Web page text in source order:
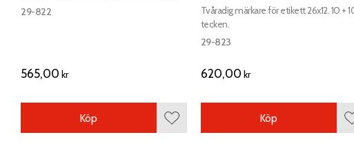
29-822
565,00 kr
Lägg till i favoriter
Köp
Tvåradig märkare för etikett 26x12. 10 +
tecken.
29-823
620,00 kr
Köp